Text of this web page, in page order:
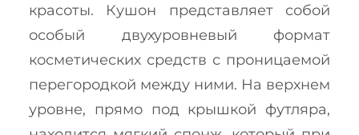
красоты. Кушон представляет собой
особый двухуровневый формат
косметических средств с проницаемой
перегородкой между ними. На верхнем
уровне, прямо под крышкой футляра,